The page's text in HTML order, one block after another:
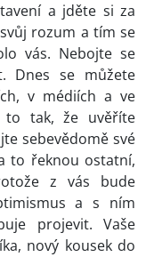
a jděte si za
rozum a tím se
vás. Nebojte se
Dnes se můžete
v médiích a ve
to tak, že uvěříte
sebevědomě své
to řeknou ostatní,
z vás bude
a s ním
projevit. Vaše
nový kousek do